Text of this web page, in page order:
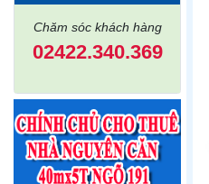
Chăm sóc khách hàng
02422.340.369